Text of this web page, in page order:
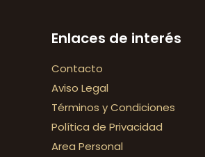
Enlaces de interés
Contacto
Aviso Legal
Términos y Condiciones
Política de Privacidad
Area Personal